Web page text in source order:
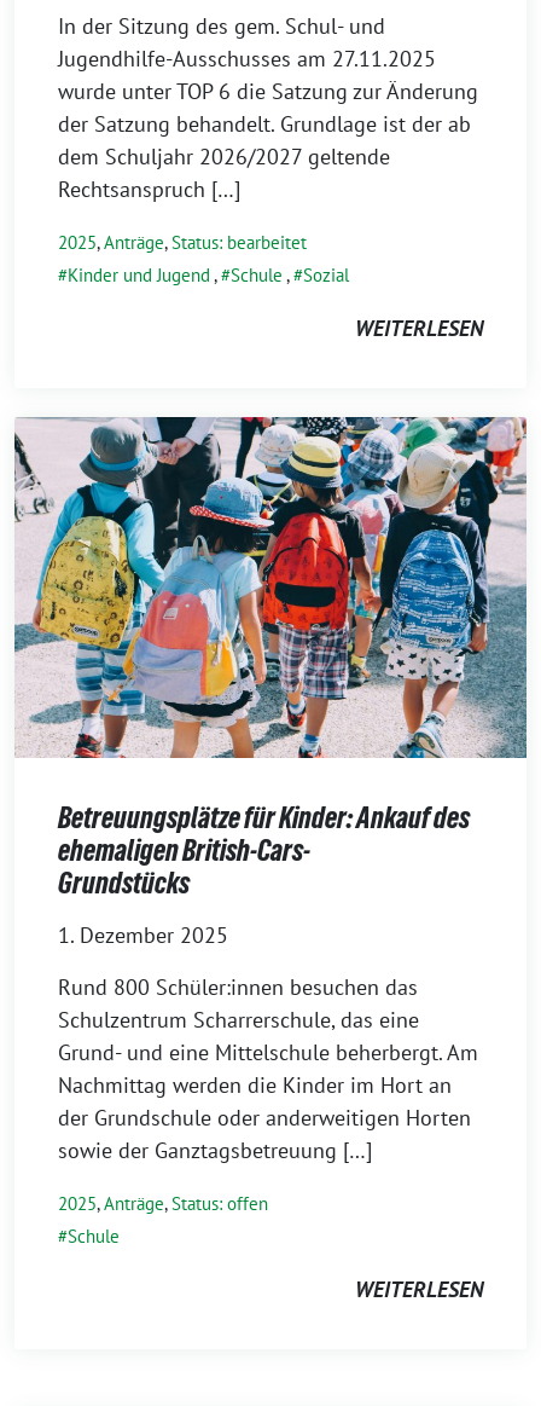
In der Sitzung des gem. Schul- und
Jugendhilfe-Ausschusses am 27.11.2025
wurde unter TOP 6 die Satzung zur Änderung
der Satzung behandelt. Grundlage ist der ab
dem Schuljahr 2026/2027 geltende
Rechtsanspruch […]
2025,Anträge,Status: bearbeitet
Kinder und Jugend , Schule , Sozial
WEITERLESEN
Betreuungsplätze für Kinder: Ankauf des
ehemaligen British-Cars-
Grundstücks
1. Dezember 2025
Rund 800 Schüler:innen besuchen das
Schulzentrum Scharrerschule, das eine
Grund- und eine Mittelschule beherbergt. Am
Nachmittag werden die Kinder im Hort an
der Grundschule oder anderweitigen Horten
sowie der Ganztagsbetreuung […]
2025,Anträge,Status: offen
Schule
WEITERLESEN